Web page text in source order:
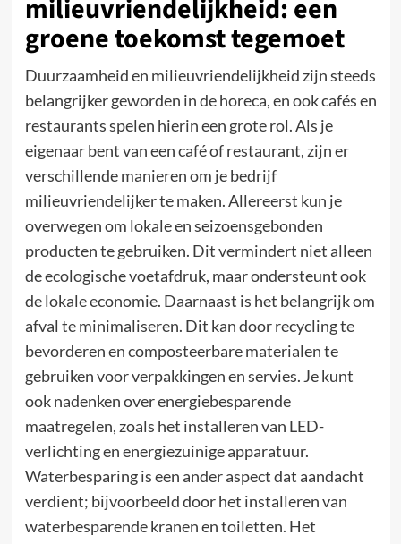
milieuvriendelijkheid: een
groene toekomst tegemoet
Duurzaamheid en milieuvriendelijkheid zijn steeds
belangrijker geworden in de horeca, en ook cafés en
restaurants spelen hierin een grote rol. Als je
eigenaar bent van een café of restaurant, zijn er
verschillende manieren om je bedrijf
milieuvriendelijker te maken. Allereerst kun je
overwegen om lokale en seizoensgebonden
producten te gebruiken. Dit vermindert niet alleen
de ecologische voetafdruk, maar ondersteunt ook
de lokale economie. Daarnaast is het belangrijk om
afval te minimaliseren. Dit kan door recycling te
bevorderen en composteerbare materialen te
gebruiken voor verpakkingen en servies. Je kunt
ook nadenken over energiebesparende
maatregelen, zoals het installeren van LED-
verlichting en energiezuinige apparatuur.
Waterbesparing is een ander aspect dat aandacht
verdient; bijvoorbeeld door het installeren van
waterbesparende kranen en toiletten. Het